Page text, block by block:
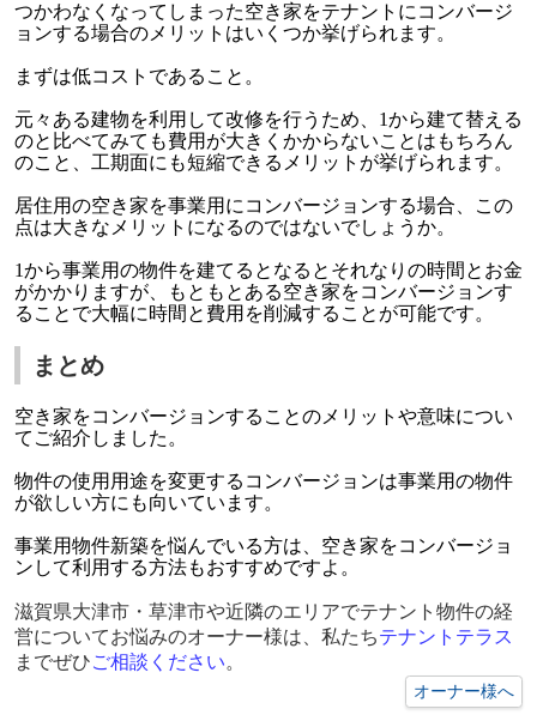
つかわなくなってしまった空き家をテナントにコンバージ
ョンする場合のメリットはいくつか挙げられます。
まずは低コストであること。
元々ある建物を利用して改修を行うため、1から建て替える
のと比べてみても費用が大きくかからないことはもちろん
のこと、工期面にも短縮できるメリットが挙げられます。
居住用の空き家を事業用にコンバージョンする場合、この
点は大きなメリットになるのではないでしょうか。
1から事業用の物件を建てるとなるとそれなりの時間とお金
がかかりますが、もともとある空き家をコンバージョンす
ることで大幅に時間と費用を削減することが可能です。
まとめ
空き家をコンバージョンすることのメリットや意味につい
てご紹介しました。
物件の使用用途を変更するコンバージョンは事業用の物件
が欲しい方にも向いています。
事業用物件新築を悩んでいる方は、空き家をコンバージョ
ンして利用する方法もおすすめですよ。
滋賀県大津市・草津市や近隣のエリアでテナント物件の経
営についてお悩みのオーナー様は、私たちテナントテラス
までぜひご相談ください。
オーナー様へ